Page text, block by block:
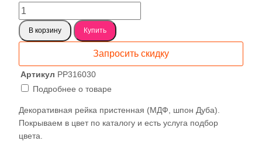
Количество
товара
Декоративная
рейка
30✕60
(60х30х60)
В корзину Купить
Запросить скидку
Артикул РР316030
Подробнее о товаре
Декоративная рейка пристенная (МДФ, шпон Дуба).
Покрываем в цвет по каталогу и есть услуга подбор
цвета.